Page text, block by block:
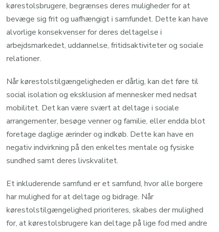
kørestolsbrugere, begrænses deres muligheder for at
bevæge sig frit og uafhængigt i samfundet. Dette kan have
alvorlige konsekvenser for deres deltagelse i
arbejdsmarkedet, uddannelse, fritidsaktiviteter og sociale
relationer.
Når kørestolstilgængeligheden er dårlig, kan det føre til
social isolation og eksklusion af mennesker med nedsat
mobilitet. Det kan være svært at deltage i sociale
arrangementer, besøge venner og familie, eller endda blot
foretage daglige ærinder og indkøb. Dette kan have en
negativ indvirkning på den enkeltes mentale og fysiske
sundhed samt deres livskvalitet.
Et inkluderende samfund er et samfund, hvor alle borgere
har mulighed for at deltage og bidrage. Når
kørestolstilgængelighed prioriteres, skabes der mulighed
for, at kørestolsbrugere kan deltage på lige fod med andre